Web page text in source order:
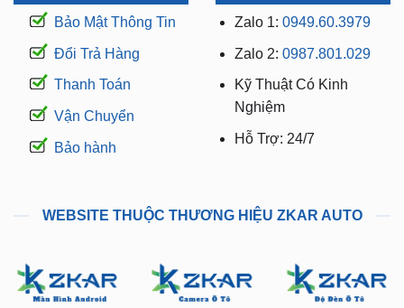
Bảo Mật Thông Tin
Đổi Trả Hàng
Thanh Toán
Vận Chuyển
Bảo hành
Zalo 1: 0949.60.3979
Zalo 2: 0987.801.029
Kỹ Thuật Có Kinh
Nghiệm
Hỗ Trợ: 24/7
WEBSITE THUỘC THƯƠNG HIỆU ZKAR AUTO